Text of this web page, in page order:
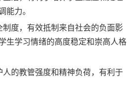
能力。
度，有效抵制来自社会的负面影
生学习情绪的高度稳定和崇高人格
的教管强度和精神负荷，有利于